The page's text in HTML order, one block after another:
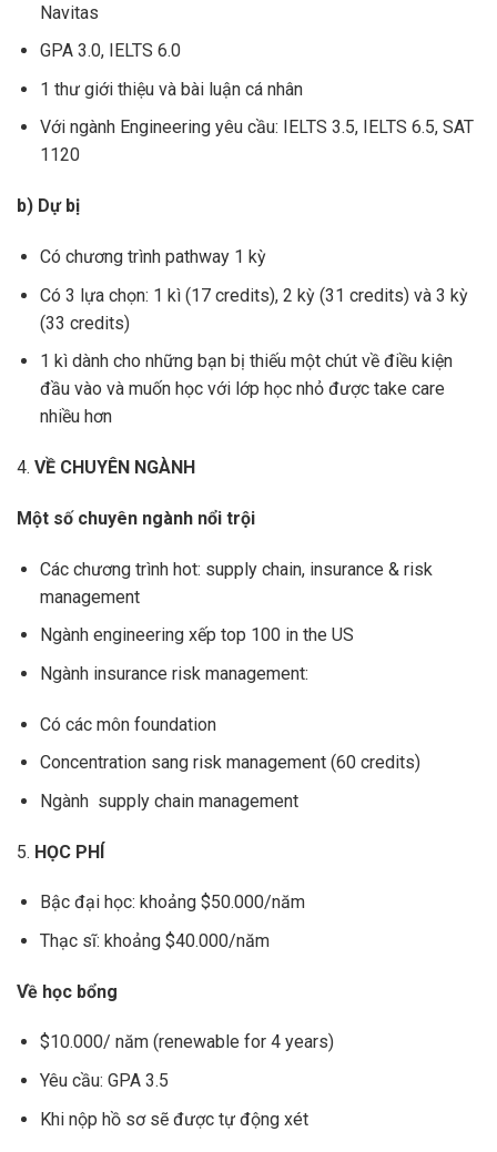
Navitas
GPA 3.0, IELTS 6.0
1 thư giới thiệu và bài luận cá nhân
Với ngành Engineering yêu cầu: IELTS 3.5, IELTS 6.5, SAT
1120
b) Dự bị
Có chương trình pathway 1 kỳ
Có 3 lựa chọn: 1 kì (17 credits), 2 kỳ (31 credits) và 3 kỳ
(33 credits)
1 kì dành cho những bạn bị thiếu một chút về điều kiện
đầu vào và muốn học với lớp học nhỏ được take care
nhiều hơn
4. VỀ CHUYÊN NGÀNH
Một số chuyên ngành nổi trội
Các chương trình hot: supply chain, insurance & risk
management
Ngành engineering xếp top 100 in the US
Ngành insurance risk management:
Có các môn foundation
Concentration sang risk management (60 credits)
Ngành supply chain management
5. HỌC PHÍ
Bậc đại học: khoảng $50.000/năm
Thạc sĩ: khoảng $40.000/năm
Về học bổng
$10.000/ năm (renewable for 4 years)
Yêu cầu: GPA 3.5
Khi nộp hồ sơ sẽ được tự động xét